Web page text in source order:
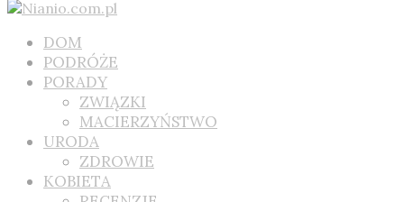
DOM
PODRÓŻE
PORADY
ZWIĄZKI
MACIERZYŃSTWO
URODA
ZDROWIE
KOBIETA